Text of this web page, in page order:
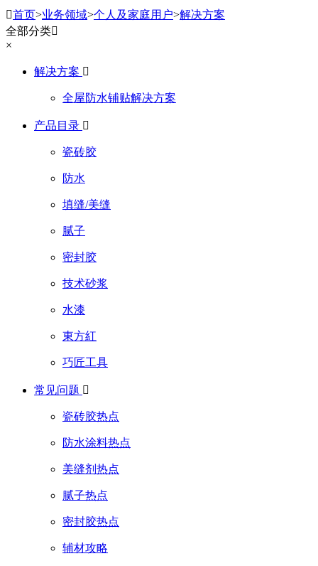
首页>业务领域>个人及家庭用户>解决方案
全部分类
×
解决方案 
全屋防水铺贴解决方案
产品目录 
瓷砖胶
防水
填缝/美缝
腻子
密封胶
技术砂浆
水漆
東方紅
巧匠工具
常见问题 
瓷砖胶热点
防水涂料热点
美缝剂热点
腻子热点
密封胶热点
辅材攻略